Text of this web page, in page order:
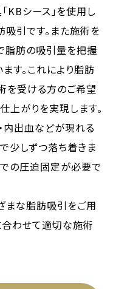
KBシース」を使用し
引です。また施術を
脂肪の吸引量を把握
す。これにより脂肪
を受ける方のご希望
上がりを実現します。
内出血などが現れる
少しずつ落ち着きま
の圧迫固定が必要で
まな脂肪吸引をご用
合わせて適切な施術